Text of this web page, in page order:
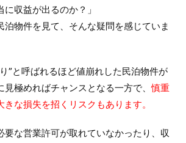
に収益が出るのか？」
泊物件を見て、そんな疑問を感じていま
”と呼ばれるほど値崩れした民泊物件が
見極めればチャンスとなる一方で、慎重
な損失を招くリスクもあります。
要な営業許可が取れていなかったり、収